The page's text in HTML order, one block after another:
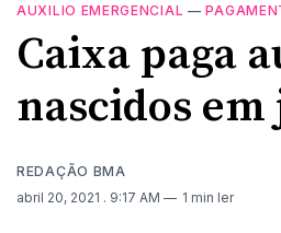
AUXILIO EMERGENCIAL —
Caixa paga
nascidos
REDAÇÃO BMA
abril 20, 2021 . 9:17 AM 1 min ler